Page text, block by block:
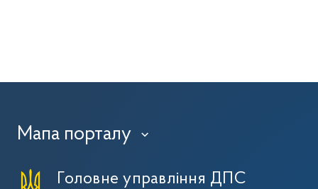
Мапа порталу ›
Головне управління ДПС